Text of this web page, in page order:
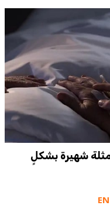
شهيرة بشكلٍ